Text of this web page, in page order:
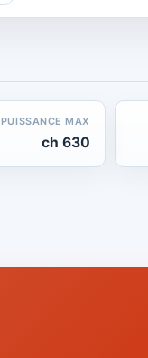
PUISSANCE MAX
630 ch